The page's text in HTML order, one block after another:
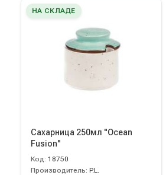
НА СКЛАДЕ
Сахарница 250мл "Ocean
Fusion"
Код: 18750
Производитель: P.L.